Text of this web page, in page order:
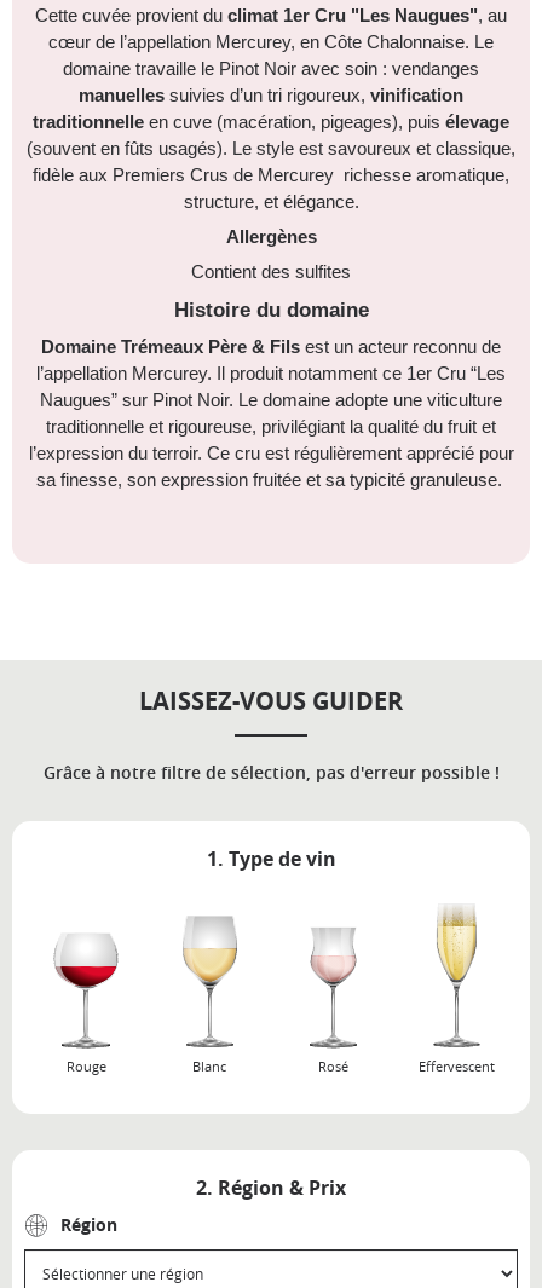
Cette cuvée provient du climat 1er Cru "Les Naugues", au
cœur de l’appellation Mercurey, en Côte Chalonnaise. Le
domaine travaille le Pinot Noir avec soin : vendanges
manuelles suivies d’un tri rigoureux, vinification
traditionnelle en cuve (macération, pigeages), puis élevage
(souvent en fûts usagés). Le style est savoureux et classique,
fidèle aux Premiers Crus de Mercurey richesse aromatique,
structure, et élégance.
Allergènes
Contient des sulfites
Histoire du domaine
Domaine Trémeaux Père & Fils est un acteur reconnu de
l’appellation Mercurey. Il produit notamment ce 1er Cru “Les
Naugues” sur Pinot Noir. Le domaine adopte une viticulture
traditionnelle et rigoureuse, privilégiant la qualité du fruit et
l’expression du terroir. Ce cru est régulièrement apprécié pour
sa finesse, son expression fruitée et sa typicité granuleuse.
LAISSEZ-VOUS GUIDER
Grâce à notre filtre de sélection, pas d'erreur possible !
1. Type de vin
Rouge Blanc Rosé Effervescent
2. Région & Prix
Région